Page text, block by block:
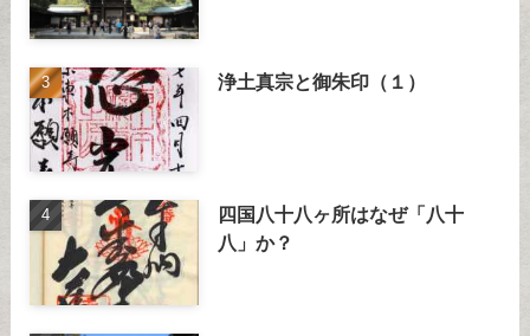
浄土真宗と御朱印（１）
四国八十八ヶ所はなぜ「八十
八」か？